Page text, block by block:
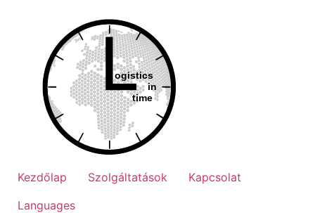
tartalomhoz
Kezdőlap Szolgáltatások
Kapcsolat
Languages